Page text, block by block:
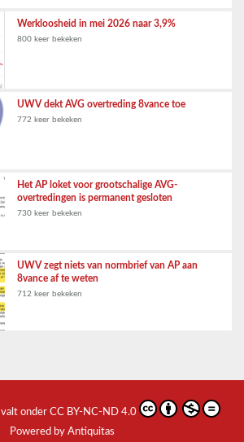
Werkloosheid in mei 2026 naar 3,9%
800 keer bekeken
UWV dekt AVG overtreding 8vance toe
772 keer bekeken
Het AP loket voor grootschalige AVG-
overtredingen is permanent gesloten
730 keer bekeken
UWV zegt niets van normbrief van AP aan
8vance af te weten
712 keer bekeken
valt onder CC BY-NC-ND 4.0
Powered by Antiquitas